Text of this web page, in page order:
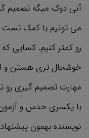
آنی دوک میگه تصمیم
می تونیم با کمک تست
رو کمتر کنیم. کسایی
خوشحال تری هستن و
مهارت تصمیم گیری رو
با یکسری حدس و آزمون
نویسنده بهمون